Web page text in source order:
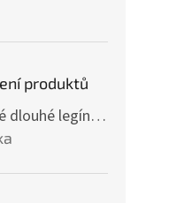
produktů
NOVINKA- Dámské dlouhé legíny s tulipány
z 5 hvězdiček.